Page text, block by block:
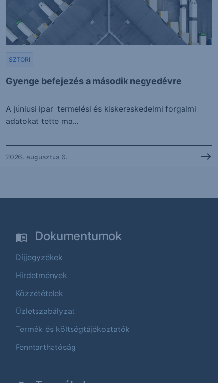
Gyenge befejezés a második negyedévre
SZTORI
A júniusi ipari termelési és kiskereskedelmi forgalmi
adatokat tette ma...
2026. augusztus 6.
Dokumentumok
Díjjegyzékek
Hirdetmények
Közzétételek
Üzletszabályzat
Termék és költségtájékoztatók
Fenntarthatóság